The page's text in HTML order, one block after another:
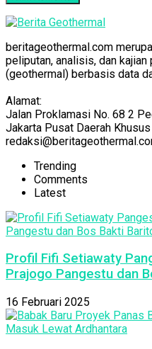
beritageothermal.com
peliputan, analisis, dan
(geothermal) berbasis data
Alamat:
Jalan Proklamasi No. 68 2
Jakarta Pusat Daerah
Trending
Comments
Latest
Profil Fifi Setiawaty
Prajogo Pangestu dan
16 Februari 2025